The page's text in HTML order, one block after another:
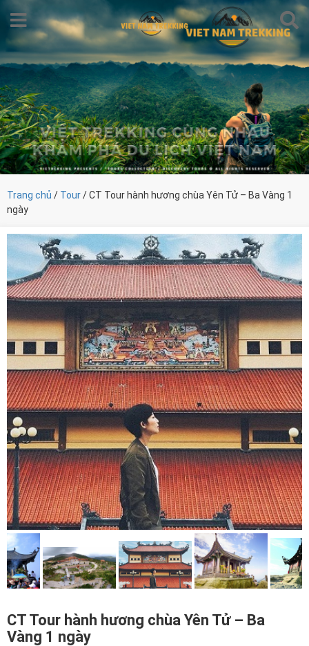
Trang chủ / Tour/ CT Tour hành hương chùa Yên Tử – Ba Vàng 1
ngày
CT Tour hành hương chùa Yên Tử – Ba
Vàng 1 ngày